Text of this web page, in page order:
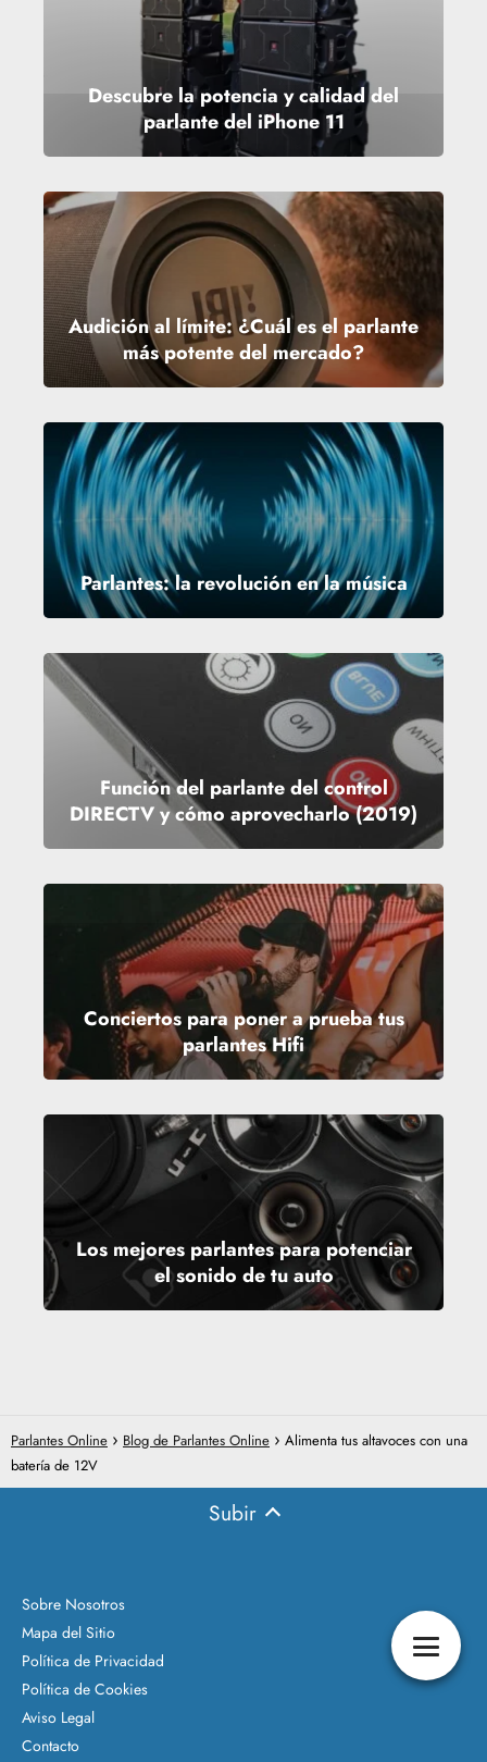
Descubre la potencia y calidad del
parlante del iPhone 11
Audición al límite: ¿Cuál es el parlante
más potente del mercado?
Parlantes: la revolución en la música
Función del parlante del control
DIRECTV y cómo aprovecharlo (2019)
Conciertos para poner a prueba tus
parlantes Hifi
Los mejores parlantes para potenciar
el sonido de tu auto
Parlantes Online Blog de Parlantes Online
Alimenta tus altavoces con una
batería de 12V
Subir
Sobre Nosotros
Mapa del Sitio
Política de Privacidad
Política de Cookies
Aviso Legal
Contacto